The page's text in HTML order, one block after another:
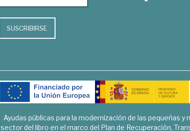
SUSCRIBIRSE
Ayudas públicas para la modernización de las pequeñas y
sector del libro en el marco del Plan de Recuperación,